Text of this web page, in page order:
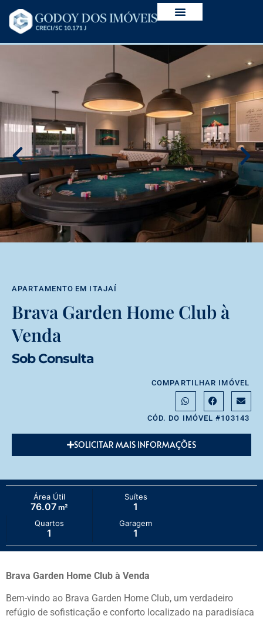
APARTAMENTO EM ITAJAÍ
Brava Garden Home Club à
Venda
Sob Consulta
COMPARTILHAR IMÓVEL
CÓD. DO IMÓVEL #103143
SOLICITAR MAIS INFORMAÇÕES
Área Útil
76.07 m²
Suítes
1
Quartos
1
Garagem
1
Brava Garden Home Club à Venda
Bem-vindo ao Brava Garden Home Club, um verdadeiro
refúgio de sofisticação e conforto localizado na paradisíaca